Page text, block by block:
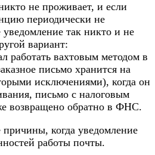
не проживает, и если
периодически не
уведомление так никто и не
вариант:
работать вахтовым методом в
письмо хранится на
исключениями), когда он
письмо с налоговым
возвращено обратно в ФНС.
когда уведомление
работы почты.